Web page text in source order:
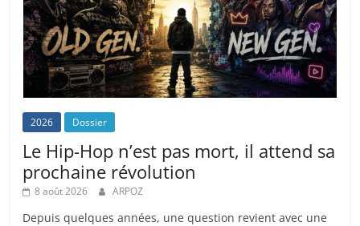
2026 Dossier
Le Hip-Hop n’est pas mort, il attend sa
prochaine révolution
8 août 2026 ARPOZ
Depuis quelques années, une question revient avec une